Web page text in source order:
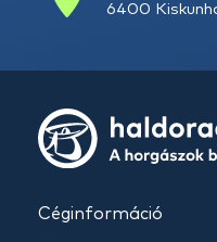
6400
Céginformáció